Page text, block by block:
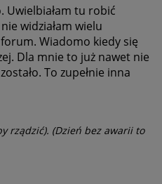
Uwielbiałam tu robić
widziałam wielu
Wiadomo kiedy się
Dla mnie to już nawet nie
To zupełnie inna
rządzić). (Dzień bez awarii to